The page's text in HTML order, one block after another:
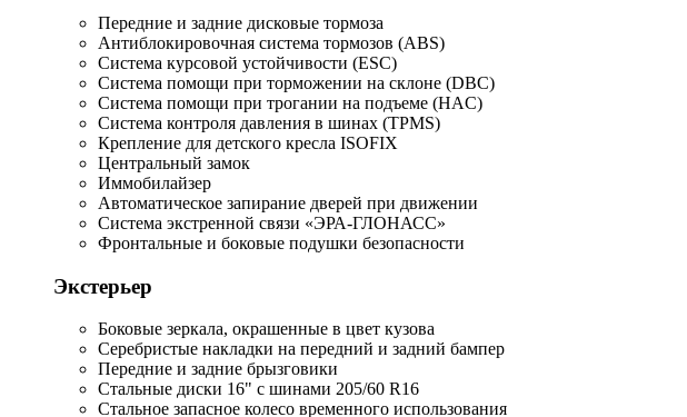
Передние и задние дисковые тормоза
Антиблокировочная система тормозов (ABS)
Система курсовой устойчивости (ESC)
Система помощи при торможении на склоне (DBC)
Система помощи при трогании на подъеме (HAC)
Система контроля давления в шинах (TPMS)
Крепление для детского кресла ISOFIX
Центральный замок
Иммобилайзер
Автоматическое запирание дверей при движении
Система экстренной связи «ЭРА-ГЛОНАСС»
Фронтальные и боковые подушки безопасности
Экстерьер
Боковые зеркала, окрашенные в цвет кузова
Серебристые накладки на передний и задний бампер
Передние и задние брызговики
Стальные диски 16" с шинами 205/60 R16
Стальное запасное колесо временного использования